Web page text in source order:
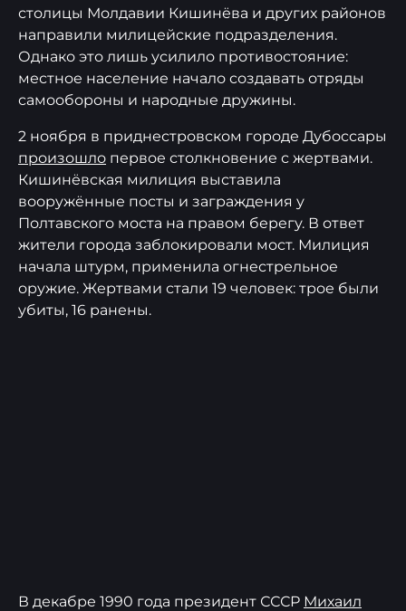
столицы Молдавии Кишинёва и других районов
направили милицейские подразделения.
Однако это лишь усилило противостояние:
местное население начало создавать отряды
самообороны и народные дружины.
2 ноября в приднестровском городе Дубоссары
произошло первое столкновение с жертвами.
Кишинёвская милиция выставила
вооружённые посты и заграждения у
Полтавского моста на правом берегу. В ответ
жители города заблокировали мост. Милиция
начала штурм, применила огнестрельное
оружие. Жертвами стали 19 человек: трое были
убиты, 16 ранены.
В декабре 1990 года президент СССР Михаил